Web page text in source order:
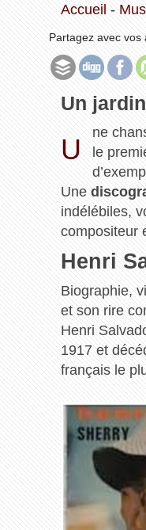
Accueil -
Partagez avec vos
Un
U
ne
le
Une
indélébiles,
compositeur
Henri
Biographie,
et son rire
Henri
1917 et
français le